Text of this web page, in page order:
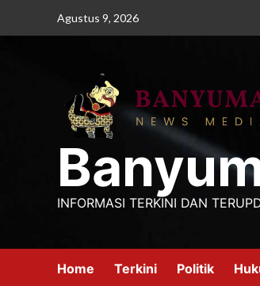
Agustus 9, 2026
INFORMASI TERKINI DAN
Home Terkini Politik